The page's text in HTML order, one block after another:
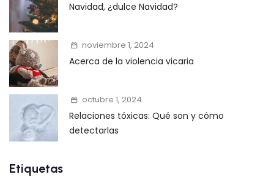
Navidad, ¿dulce Navidad?
noviembre 1, 2024
Acerca de la violencia vicaria
octubre 1, 2024
Relaciones tóxicas: Qué son y cómo
detectarlas
Etiquetas